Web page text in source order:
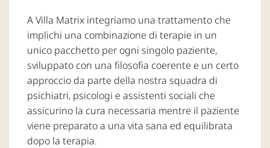
A Villa Matrix integriamo una trattamento che
implichi una combinazione di terapie in un
unico pacchetto per ogni singolo paziente,
sviluppato con una filosofia coerente e un certo
approccio da parte della nostra squadra di
psichiatri, psicologi e assistenti sociali che
assicurino la cura necessaria mentre il paziente
viene preparato a una vita sana ed equilibrata
dopo la terapia.